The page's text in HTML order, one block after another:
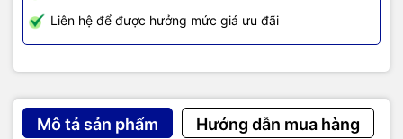
Liên hệ để được hưởng mức giá ưu đãi
Mô tả sản phẩm Hướng dẫn mua hàng